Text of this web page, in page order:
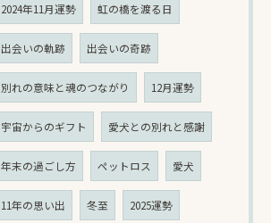
2024年11月運勢 虹の橋を渡る日
出会いの軌跡 出会いの奇跡
別れの意味と魂のつながり 12月運勢
宇宙からのギフト 愛犬との別れと感謝
年末の過ごし方 ペットロス 愛犬
11年の思い出 冬至 2025運勢